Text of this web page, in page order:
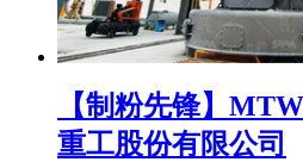
【制粉先锋】
重工股份有限公司